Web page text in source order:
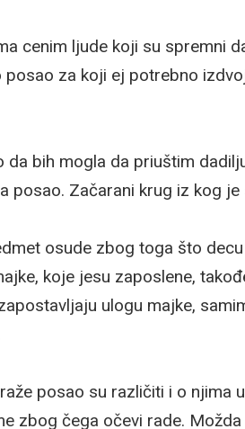
cenim ljude koji su spremni
posao za koji ej potrebno
da bih mogla da priuštim
posao. Začarani krug iz kog
osude zbog toga što
koje jesu zaposlene,
ulogu majke,
posao su različiti i o njima
zbog čega očevi rade.